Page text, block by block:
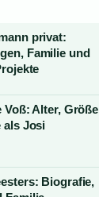
privat:
Familie und
Voß: Alter, Größe
als Josi
Biografie,